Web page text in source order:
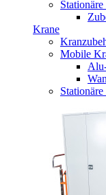
Krane
Mobile